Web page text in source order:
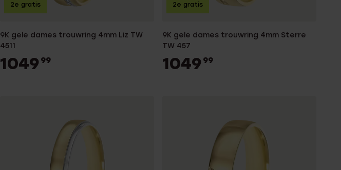
9K gele dames trouwring 4mm Liz TW
4511
1049 99
2e gratis
9K gele dames trouwring 4mm Sterre
TW 457
1049 99
2e gratis